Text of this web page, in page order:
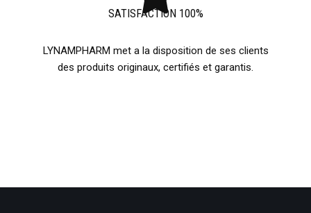
SATISFACTION 100%
LYNAMPHARM met a la disposition de ses clients
des produits originaux, certifiés et garantis.